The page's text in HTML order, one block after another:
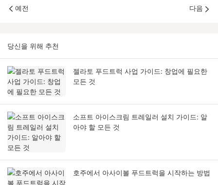
예전 다음
당신을 위해 추천
젤라토 푸드트럭 사업 가이드: 창업에 필요한
모든 것
소프트 아이스크림 트레일러 설치 가이드: 알
아야 할 모든 것
호주에서 아사이볼 푸드트럭을 시작하는 방법